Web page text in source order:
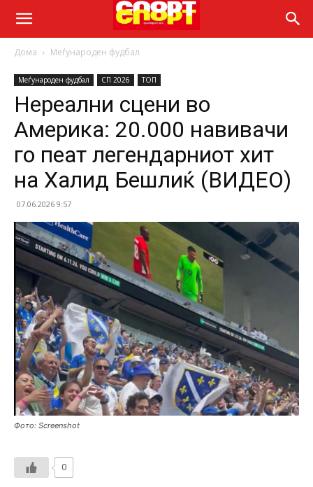
Дома Меѓународен фудбал
Меѓународен фудбал СП 2026 ТОП
Нереални сцени во
Америка: 20.000 навивачи
го пеат легендарниот хит
на Халид Бешлиќ (ВИДЕО)
07.06.2026 9:57
Фото: Screenshot
0